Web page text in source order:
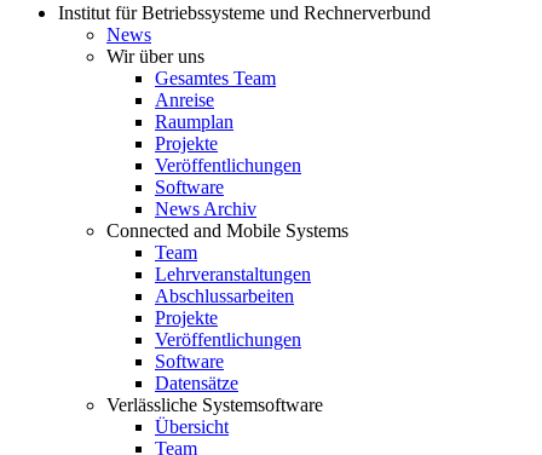
Institut für Betriebssysteme und Rechnerverbund
News
Wir über uns
Gesamtes Team
Anreise
Raumplan
Projekte
Veröffentlichungen
Software
News Archiv
Connected and Mobile Systems
Team
Lehrveranstaltungen
Abschlussarbeiten
Projekte
Veröffentlichungen
Software
Datensätze
Verlässliche Systemsoftware
Übersicht
Team